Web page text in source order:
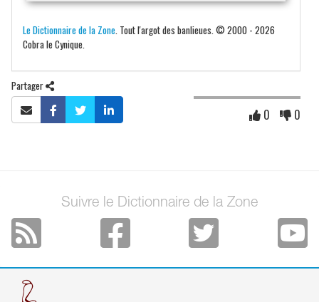
Le Dictionnaire de la Zone . Tout l'argot des banlieues. © 2000 - 2026
Cobra le Cynique.
Partager
0 0
Suivre le Dictionnaire de la Zone